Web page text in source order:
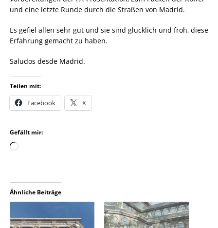
und eine letzte Runde durch die Straßen von Madrid.
Es gefiel allen sehr gut und sie sind glücklich und froh, diese
Erfahrung gemacht zu haben.
Saludos desde Madrid.
Teilen mit:
Facebook X
Gefällt mir:
Ähnliche Beiträge